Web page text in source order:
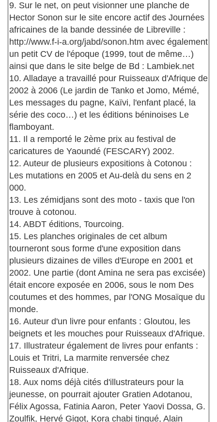
9. Sur le net, on peut visionner une planche de
Hector Sonon sur le site encore actif des Journées
africaines de la bande dessinée de Libreville :
http://www.f-i-a.org/jabd/sonon.htm avec également
un petit CV de l'époque (1999, tout de même…)
ainsi que dans le site belge de Bd : Lambiek.net
10. Alladaye a travaillé pour Ruisseaux d'Afrique de
2002 à 2006 (Le jardin de Tanko et Jomo, Mémé,
Les messages du pagne, Kaïvi, l'enfant placé, la
série des coco…) et les éditions béninoises Le
flamboyant.
11. Il a remporté le 2ème prix au festival de
caricatures de Yaoundé (FESCARY) 2002.
12. Auteur de plusieurs expositions à Cotonou :
Les mutations en 2005 et Au-delà du sens en 2
000.
13. Les zémidjans sont des moto - taxis que l'on
trouve à cotonou.
14. ABDT éditions, Tourcoing.
15. Les planches originales de cet album
tourneront sous forme d'une exposition dans
plusieurs dizaines de villes d'Europe en 2001 et
2002. Une partie (dont Amina ne sera pas excisée)
était encore exposée en 2006, sous le nom Des
coutumes et des hommes, par l'ONG Mosaïque du
monde.
16. Auteur d'un livre pour enfants : Gloutou, les
beignets et les mouches pour Ruisseaux d'Afrique.
17. Illustrateur également de livres pour enfants :
Louis et Tritri, La marmite renversée chez
Ruisseaux d'Afrique.
18. Aux noms déjà cités d'illustrateurs pour la
jeunesse, on pourrait ajouter Gratien Adotanou,
Félix Agossa, Fatinia Aaron, Peter Yaovi Dossa, G.
Zoulfik, Hervé Gigot, Kora chabi tingué, Alain